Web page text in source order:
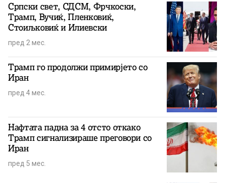
Српски свет, СДСМ, Фрчкоски,
Трамп, Вучиќ, Пленковиќ,
Стоиљковиќ и Илиевски
пред 2 мес.
Трамп го продолжи примирјето со
Иран
пред 4 мес.
Нафтата падна за 4 отсто откако
Трамп сигнализираше преговори со
Иран
пред 5 мес.